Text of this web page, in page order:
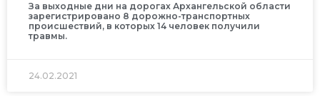
За выходные дни на дорогах Архангельской области
зарегистрировано 8 дорожно-транспортных
происшествий, в которых 14 человек получили
травмы.
24.02.2021